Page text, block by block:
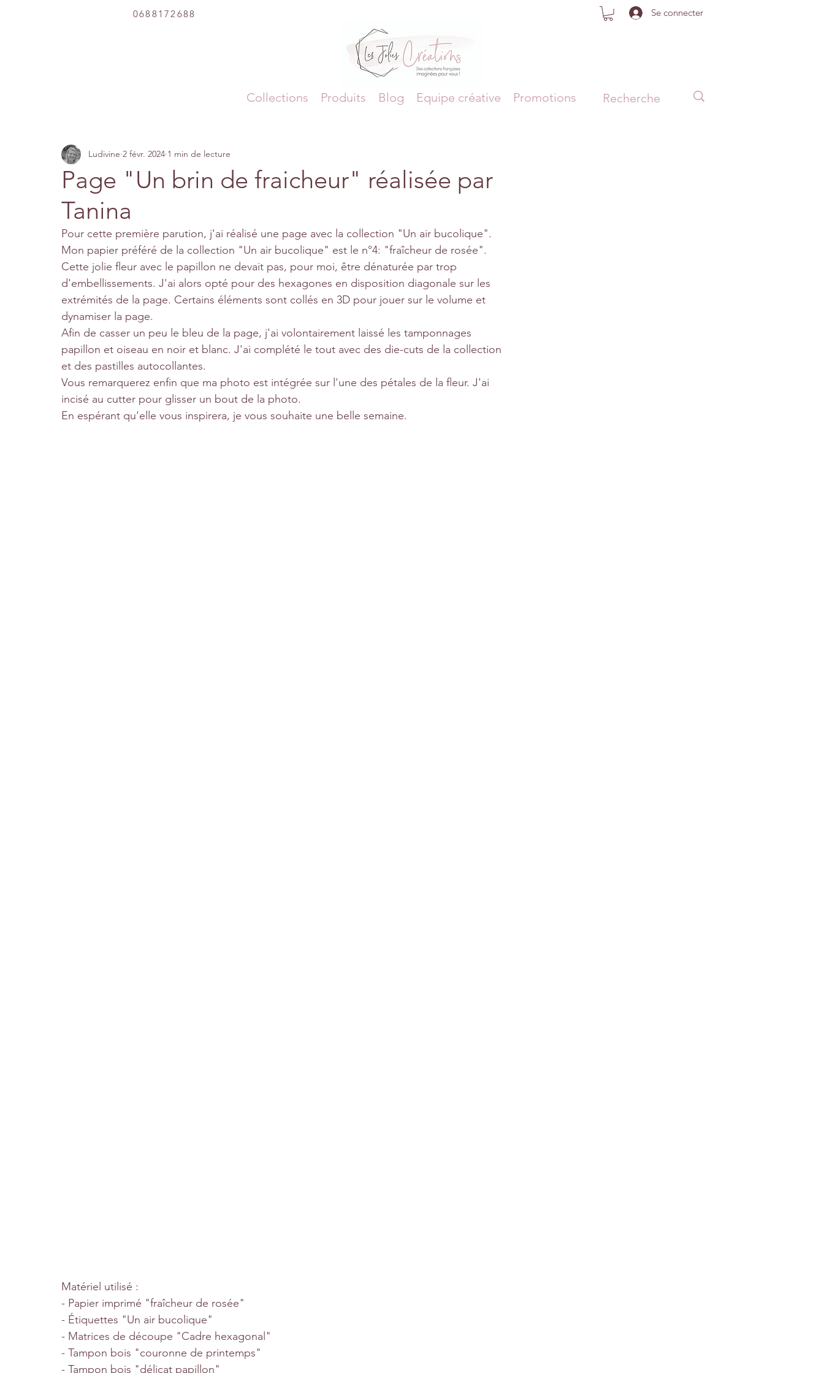
0688172688 Se connecter
Collections Produits Blog Equipe créative Promotions
Page "Un brin de fraicheur" réalisée par
Tanina
Ludivine 2 févr. 2024 1 min de lecture
Pour cette première parution, j'ai réalisé une page avec la collection "Un air bucolique".
Mon papier préféré de la collection "Un air bucolique" est le n°4: "fraîcheur de rosée".
Cette jolie fleur avec le papillon ne devait pas, pour moi, être dénaturée par trop
d'embellissements. J'ai alors opté pour des hexagones en disposition diagonale sur les
extrémités de la page. Certains éléments sont collés en 3D pour jouer sur le volume et
dynamiser la page.
Afin de casser un peu le bleu de la page, j'ai volontairement laissé les tamponnages
papillon et oiseau en noir et blanc. J'ai complété le tout avec des die-cuts de la collection
et des pastilles autocollantes.
Vous remarquerez enfin que ma photo est intégrée sur l'une des pétales de la fleur. J'ai
incisé au cutter pour glisser un bout de la photo.
En espérant qu'elle vous inspirera, je vous souhaite une belle semaine.
Matériel utilisé :
- Papier imprimé "fraîcheur de rosée"
- Étiquettes "Un air bucolique"
- Matrices de découpe "Cadre hexagonal"
- Tampon bois "couronne de printemps"
- Tampon bois "délicat papillon"